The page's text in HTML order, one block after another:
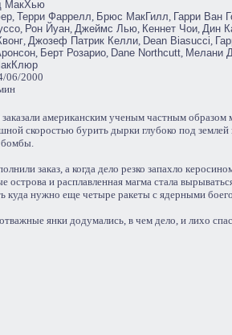
МакХью
, Терри Фаррелл, Брюс МакГилл,
Гарри Ван
, Рон Йуан, Джеймс Лью, Кеннет Чои, Дин
, Джозеф Патрик Келли, Dean Biasucci,
, Берт Розарио, Dane Northcutt, Мелани
06/2000
заказали американским ученым частным образом
скоростью бурить дырки глубоко под землей
бомбы.
заказ, а когда дело резко запахло
острова и расплавленная магма стала
куда нужно еще четыре ракеты с ядерными
янки додумались, в чем дело, и лихо